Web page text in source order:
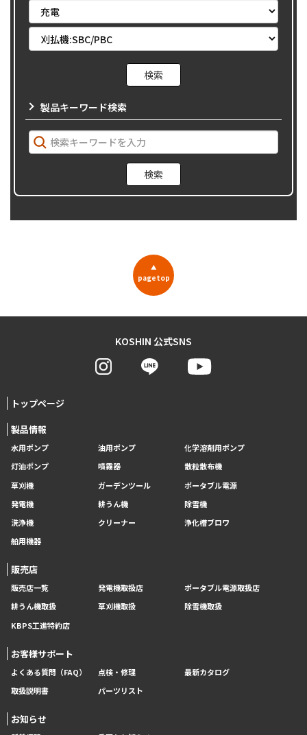
製品キーワード検索
▲
pagetop
KOSHIN 公式SNS
トップページ
製品情報
水用ポンプ 油用ポンプ
化学溶剤用ポンプ
灯油ポンプ
噴霧器
散粒散布機
草刈機
ガーデンツール
ポータブル電源
発電機
耕うん機
除雪機
洗浄機
クリーナー
浄化槽ブロワ
舶用機器
販売店
販売店一覧 発電機取扱店
ポータブル電源取扱店
耕うん機取扱
草刈機取扱
除雪機取扱
KBPS工進特約店
お客様サポート
よくある質問（FAQ） 点検・修理
最新カタログ
取扱説明書
パーツリスト
お知らせ